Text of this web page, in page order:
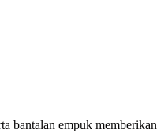
bantalan empuk memberikan